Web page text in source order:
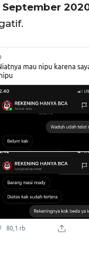
September